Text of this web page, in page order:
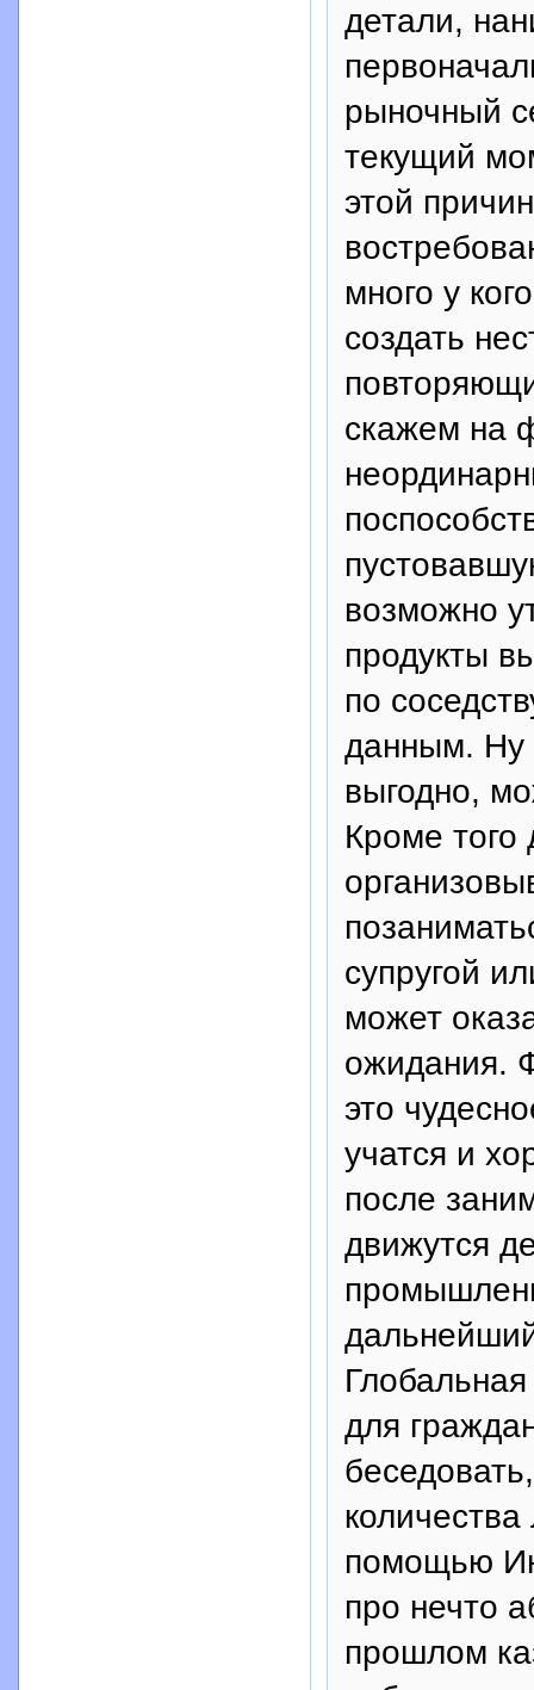
детали,
рыночный
текущий
этой
много у
создать
скажем на
возможно
продукты
по
данным. Ну
выгодно,
Кроме того
супругой
может
ожидания.
это
учатся и
после
движутся
для
помощью
про нечто
прошлом